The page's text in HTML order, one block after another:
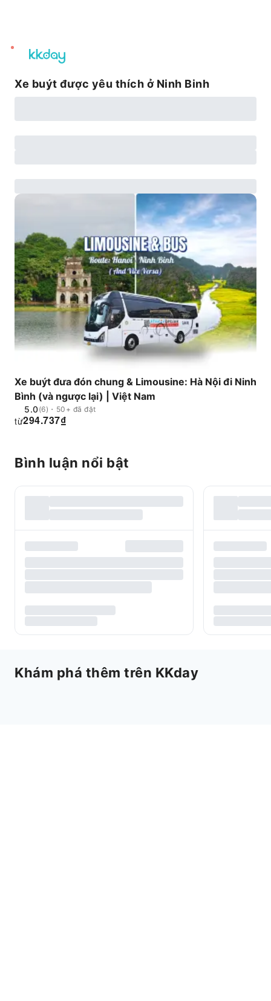
unread
notifications
Xe buýt được yêu thích ở Ninh Binh
Xe buýt đưa đón chung & Limousine: Hà Nội đi Ninh
Bình (và ngược lại) | Việt Nam
5.0(6)・50+ đã đặt
₫
294.737
từ
Bình luận nổi bật
Khám phá thêm trên KKday